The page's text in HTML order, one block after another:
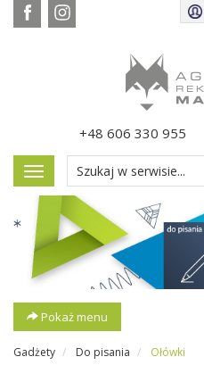
+48 606 330 955
Pokaż
menu
Pokaż menu
Gadżety Do pisania Ołówki